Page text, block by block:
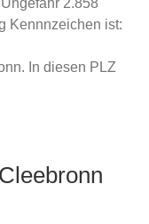
2.858
Kennnzeichen ist:
In diesen PLZ